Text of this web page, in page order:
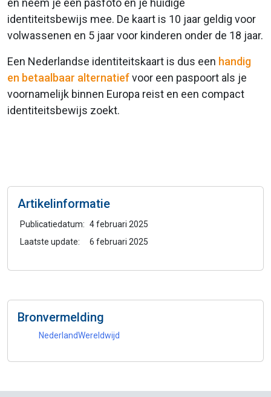
en neem je een pasfoto en je huidige
identiteitsbewijs mee. De kaart is 10 jaar geldig voor
volwassenen en 5 jaar voor kinderen onder de 18 jaar.
Een Nederlandse identiteitskaart is dus een handig
en betaalbaar alternatiefvoor een paspoort als je
voornamelijk binnen Europa reist en een compact
identiteitsbewijs zoekt.
Artikelinformatie
Publicatiedatum: 4 februari 2025
Laatste update:
6 februari 2025
Bronvermelding
NederlandWereldwijd